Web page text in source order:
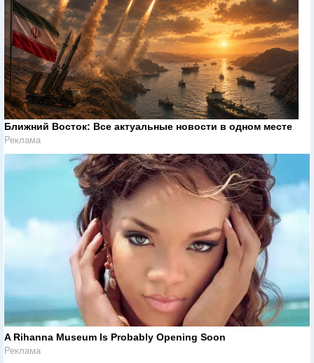
Ближний Восток: Все актуальные новости в одном месте
Реклама
A Rihanna Museum Is Probably Opening Soon
Реклама